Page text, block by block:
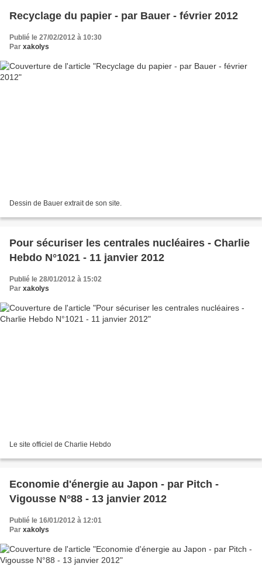
Recyclage du papier - par Bauer - février 2012
Publié le 27/02/2012 à 10:30
Par xakolys
Dessin de Bauer extrait de son site.
Pour sécuriser les centrales nucléaires - Charlie
Hebdo N°1021 - 11 janvier 2012
Publié le 28/01/2012 à 15:02
Par xakolys
Le site officiel de Charlie Hebdo
Economie d'énergie au Japon - par Pitch -
Vigousse N°88 - 13 janvier 2012
Publié le 16/01/2012 à 12:01
Par xakolys